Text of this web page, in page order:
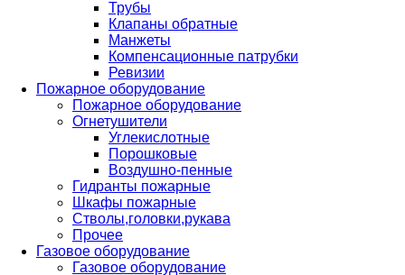
Трубы
Клапаны обратные
Манжеты
Компенсационные патрубки
Ревизии
Пожарное оборудование
Пожарное оборудование
Огнетушители
Углекислотные
Порошковые
Воздушно-пенные
Гидранты пожарные
Шкафы пожарные
Стволы,головки,рукава
Прочее
Газовое оборудование
Газовое оборудование